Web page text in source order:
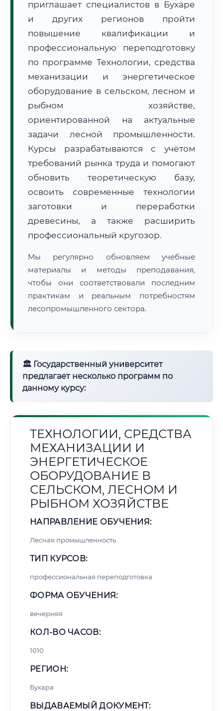
Расчет логистики оригиналов:
• Экспресс-доставка СДЭК / Почтой:3–5 рабочих дней
🔍Нажмите на документ для увеличения и просмотра
приглашает специалистов в Бухаре
и других регионов пройти
повышение квалификации и
профессиональную переподготовку
по программе Технологии, средства
механизации и энергетическое
оборудование в сельском, лесном и
рыбном хозяйстве,
ориентированной на актуальные
задачи лесной промышленности.
Курсы разрабатываются с учётом
требований рынка труда и помогают
обновить теоретическую базу,
освоить современные технологии
заготовки и переработки
древесины, а также расширить
профессиональный кругозор.
Мы регулярно обновляем учебные
материалы и методы преподавания,
чтобы они соответствовали последним
практикам и реальным потребностям
лесопромышленного сектора.
🏛 Государственный университет
предлагает несколько программ по
данному курсу:
ТЕХНОЛОГИИ, СРЕДСТВА
МЕХАНИЗАЦИИ И
ЭНЕРГЕТИЧЕСКОЕ
ОБОРУДОВАНИЕ В
СЕЛЬСКОМ, ЛЕСНОМ И
РЫБНОМ ХОЗЯЙСТВЕ
НАПРАВЛЕНИЕ ОБУЧЕНИЯ:
Лесная промышленность
ТИП КУРСОВ:
профессиональная переподготовка
ФОРМА ОБУЧЕНИЯ:
вечерняя
КОЛ-ВО ЧАСОВ:
1010
РЕГИОН:
Бухара
ВЫДАВАЕМЫЙ ДОКУМЕНТ: